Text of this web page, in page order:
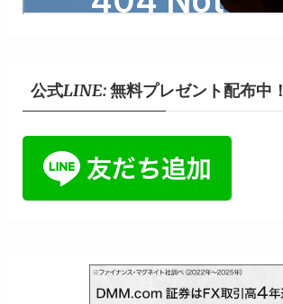
公式LINE: 無料プレゼント配布中！